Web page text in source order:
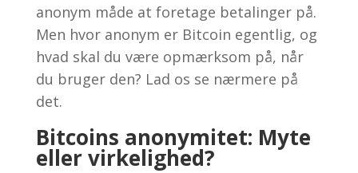
anonym måde at foretage betalinger på.
Men hvor anonym er Bitcoin egentlig, og
hvad skal du være opmærksom på, når
du bruger den? Lad os se nærmere på
det.
Bitcoins anonymitet: Myte
eller virkelighed?